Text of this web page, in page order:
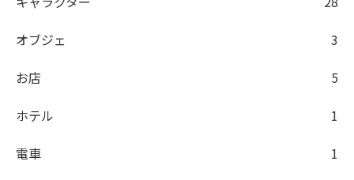
オブジェ
3
お店
5
ホテル
1
電車
1